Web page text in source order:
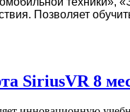
Позволяет
SiriusVR 8